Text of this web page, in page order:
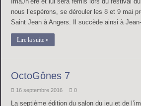
nous l’espérons, se dérouler les 8 et 9 mai
Saint Jean à Angers. Il succède ainsi à
Lire la suite »
OctoGônes 7
16 septembre 2016 0
La septième édition du salon du jeu et de